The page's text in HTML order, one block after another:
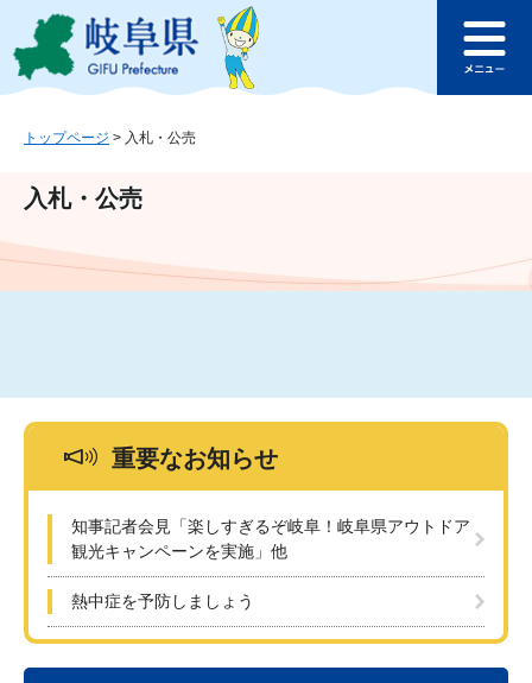
ジ
ュ
文
このページの本文へ
ュ
トップページ > 入札・公売
入札・公売
重要なお知らせ
知事記者会見「楽しすぎるぞ岐阜！岐阜県アウトドア
観光キャンペーンを実施」他
熱中症を予防しましょう